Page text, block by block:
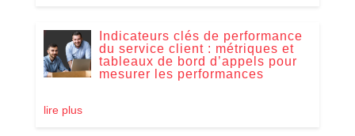
Indicateurs clés de performance
du service client : métriques et
tableaux de bord d’appels pour
mesurer les performances
lire plus